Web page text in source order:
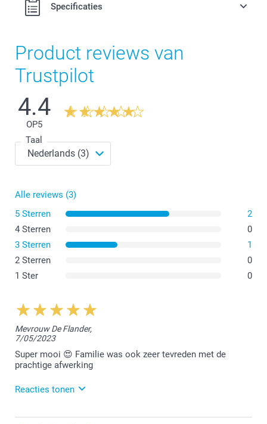
Specificaties
Afmetingen kleine pot:
Afmetingen grote pot:
Product reviews van
Trustpilot
4.4
OP5
Taal
Alle reviews (3)
5 Sterren
2
4 Sterren
0
3 Sterren
1
2 Sterren
0
1 Ster
0
Mevrouw De Flander,
7/05/2023
Super mooi 😍 Familie was ook zeer tevreden met de
prachtige afwerking
Reacties tonen
19/05/2023